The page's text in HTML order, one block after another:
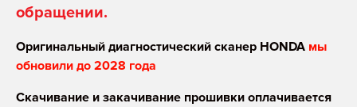
обращении.
Оригинальный диагностический сканер HONDA мы
обновили до 2028 года
Скачивание и закачивание прошивки оплачивается